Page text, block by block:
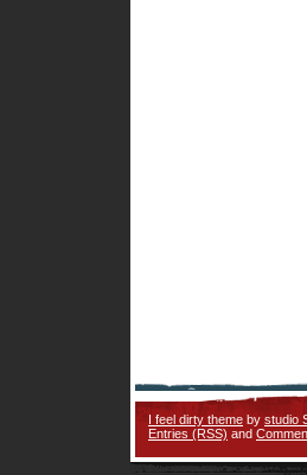
I feel dirty theme by studio
Entries (RSS) and